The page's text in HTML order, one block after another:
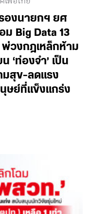
องนายกฯ ยศ
ม Big Data 13
วงกฎเหล็กห้าม
‘ท่องจำ’ เป็น
มสุข-ลดแรง
ษย์ที่แข็งแกร่ง